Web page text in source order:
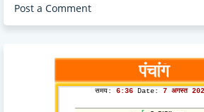
Post a Comment